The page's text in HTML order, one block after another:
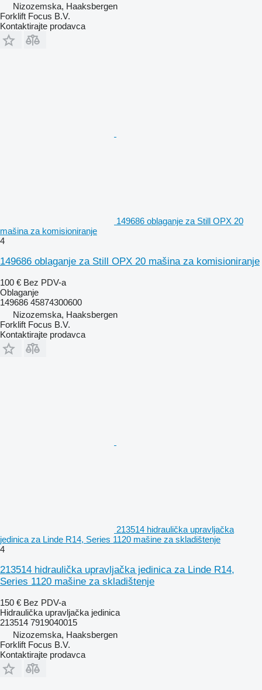
Nizozemska, Haaksbergen
Forklift Focus B.V.
Kontaktirajte prodavca
149686 oblaganje za Still OPX 20
mašina za komisioniranje
4
149686 oblaganje za Still OPX 20 mašina za komisioniranje
100 € Bez PDV-a
Oblaganje
149686 45874300600
Nizozemska, Haaksbergen
Forklift Focus B.V.
Kontaktirajte prodavca
213514 hidraulička upravljačka
jedinica za Linde R14, Series 1120 mašine za skladištenje
4
213514 hidraulička upravljačka jedinica za Linde R14,
Series 1120 mašine za skladištenje
150 € Bez PDV-a
Hidraulička upravljačka jedinica
213514 7919040015
Nizozemska, Haaksbergen
Forklift Focus B.V.
Kontaktirajte prodavca